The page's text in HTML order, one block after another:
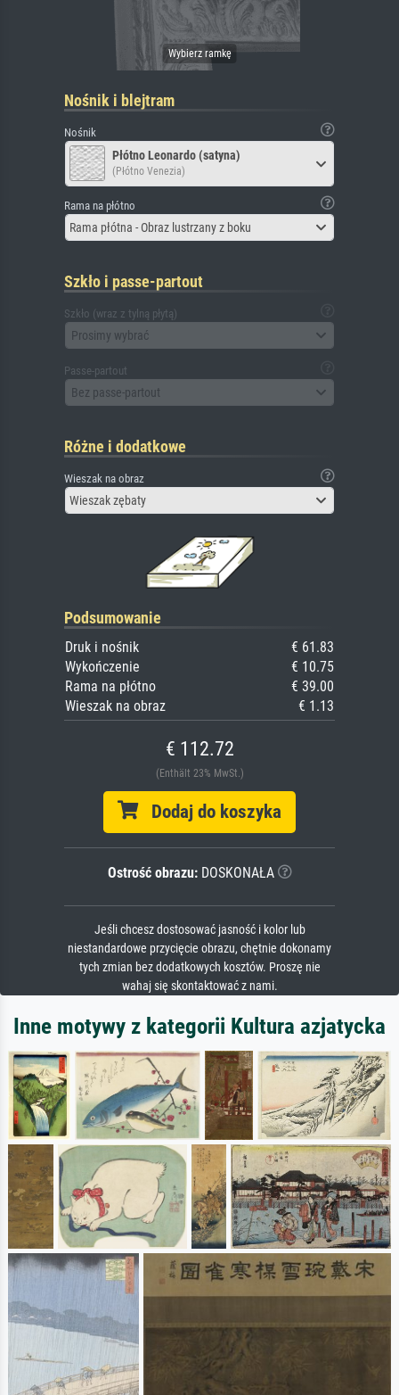
Nośnik i blejtram
Nośnik
Płótno Leonardo (satyna)
(Płótno Venezia)
Rama na płótno
Rama płótna - Obraz lustrzany z boku
Szkło i passe-partout
Szkło (wraz z tylną płytą)
Prosimy wybrać
Passe-partout
Bez passe-partout
Różne i dodatkowe
Wieszak na obraz
Wieszak zębaty
Podsumowanie
Druk i nośnik
€ 61.83
Wykończenie
€ 10.75
Rama na płótno
€ 39.00
Wieszak na obraz
€ 1.13
€ 112.72
(Enthält 23% MwSt.)
Dodaj do koszyka
Ostrość obrazu:DOSKONAŁA
Jeśli chcesz dostosować jasność i kolor lub
niestandardowe przycięcie obrazu, chętnie dokonamy
tych zmian bez dodatkowych kosztów. Proszę nie
wahaj się skontaktować z nami.
Inne motywy z kategorii Kultura azjatycka